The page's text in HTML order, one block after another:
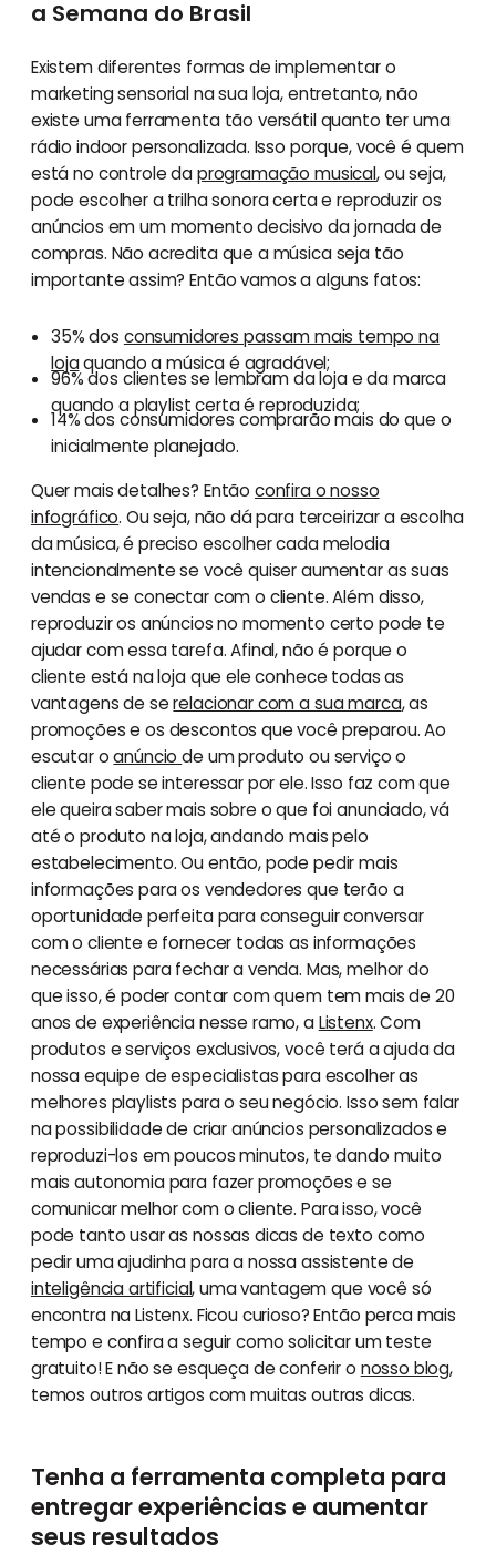
a Semana do Brasil
Existem diferentes formas de implementar o
marketing sensorial na sua loja, entretanto, não
existe uma ferramenta tão versátil quanto ter uma
rádio indoor personalizada. Isso porque, você é quem
está no controle daprogramação musical, ou seja,
pode escolher a trilha sonora certa e reproduzir os
anúncios em um momento decisivo da jornada de
compras. Não acredita que a música seja tão
importante assim? Então vamos a alguns fatos:
35% dos consumidores passam mais tempo na
lojaquando a música é agradável;
96% dos clientes se lembram da loja e da marca
quando a playlist certa é reproduzida;
14% dos consumidores comprarão mais do que o
inicialmente planejado.
Quer mais detalhes? Então confira o nosso
infográfico. Ou seja, não dá para terceirizar a escolha
da música, é preciso escolher cada melodia
intencionalmente se você quiser aumentar as suas
vendas e se conectar com o cliente. Além disso,
reproduzir os anúncios no momento certo pode te
ajudar com essa tarefa. Afinal, não é porque o
cliente está na loja que ele conhece todas as
vantagens de serelacionar com a sua marca, as
promoções e os descontos que você preparou. Ao
escutar oanúnciode um produto ou serviço o
cliente pode se interessar por ele. Isso faz com que
ele queira saber mais sobre o que foi anunciado, vá
até o produto na loja, andando mais pelo
estabelecimento. Ou então, pode pedir mais
informações para os vendedores que terão a
oportunidade perfeita para conseguir conversar
com o cliente e fornecer todas as informações
necessárias para fechar a venda. Mas, melhor do
que isso, é poder contar com quem tem mais de 20
anos de experiência nesse ramo, aListenx. Com
produtos e serviços exclusivos, você terá a ajuda da
nossa equipe de especialistas para escolher as
melhores playlists para o seu negócio. Isso sem falar
na possibilidade de criar anúncios personalizados e
reproduzi-los em poucos minutos, te dando muito
mais autonomia para fazer promoções e se
comunicar melhor com o cliente. Para isso, você
pode tanto usar as nossas dicas de texto como
pedir uma ajudinha para a nossa assistente de
inteligência artificial, uma vantagem que você só
encontra na Listenx. Ficou curioso? Então perca mais
tempo e confira a seguir como solicitar um teste
gratuito! E não se esqueça de conferir o nosso blog,
temos outros artigos com muitas outras dicas.
Tenha a ferramenta completa para
entregar experiências e aumentar
seus resultados